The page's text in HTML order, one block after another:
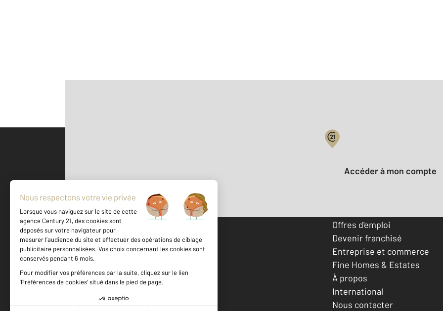
500 m ©Mappy
Votre compte :
Accéder à mon compte
Votre agence est notée
Achat
Location
Offres d'emploi
Devenir franchisé
Entreprise et commerce
Fine Homes & Estates
À propos
International
Nous contacter